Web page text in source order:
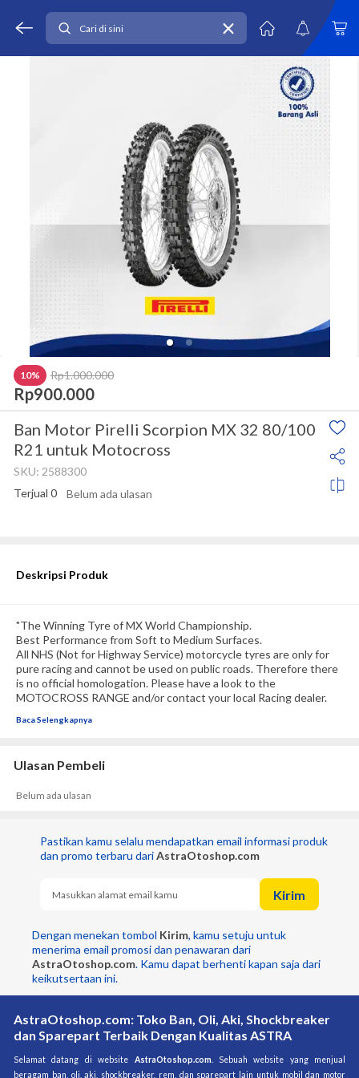
10% Rp1.000.000
Rp900.000
Ban Motor Pirelli Scorpion MX 32 80/100
R21 untuk Motocross
SKU: 2588300
Terjual 0 Belum ada ulasan
Deskripsi Produk
"The Winning Tyre of MX World Championship.
Best Performance from Soft to Medium Surfaces.
All NHS (Not for Highway Service) motorcycle tyres are only for
pure racing and cannot be used on public roads. Therefore there
is no official homologation. Please have a look to the
MOTOCROSS RANGE and/or contact your local Racing dealer.
-Effective in all use conditions: competition, training or just for
transmission to the ground.
cornering side-grip.
-Performance reliability even in extreme conditions.
-The tread pattern and compound were developed with the
Tahun Pembuatan Ban 2015 - 2017
Baca Selengkapnya
Ulasan Pembeli
Belum ada ulasan
Pastikan kamu selalu mendapatkan email informasi produk
dan promo terbaru dari AstraOtoshop.com
Kirim
Dengan menekan tombol Kirim, kamu setuju untuk
AstraOtoshop.com. Kamu dapat berhenti kapan saja dari
keikutsertaan ini.
AstraOtoshop.com: Toko Ban, Oli, Aki, Shockbreaker
dan Sparepart Terbaik Dengan Kualitas ASTRA
Selamat datang di website AstraOtoshop.com . Sebuah website yang menjual
beragam ban, oli, aki, shockbreaker, rem, dan sparepart lain untuk mobil dan motor